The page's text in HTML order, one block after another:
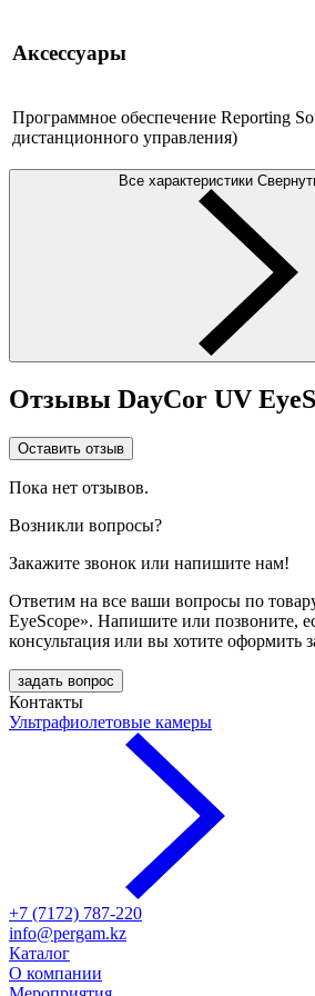
Аксессуары
Программное обеспечение Reporting
дистанционного управления)
Все характеристики
Отзывы DayCor UV
Оставить отзыв
Пока нет отзывов.
Возникли вопросы?
Закажите звонок или напишите нам!
Ответим на все ваши вопросы по
EyeScope». Напишите или позвоните,
консультация или вы хотите оформить
задать вопрос
Контакты
Ультрафиолетовые камеры
+7 (7172) 787-220
info@pergam.kz
Каталог
О компании